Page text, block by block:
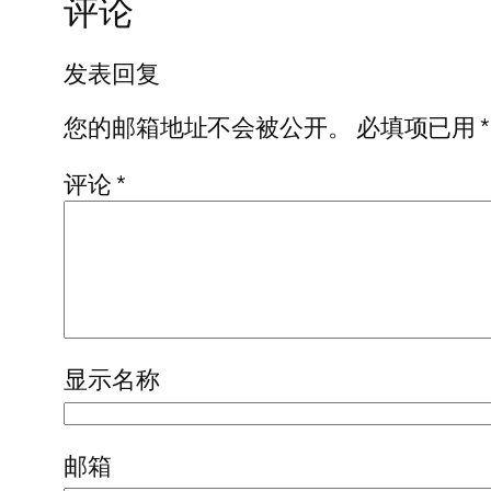
评论
发表回复
您的邮箱地址不会被公开。
必填项已用*
评论*
显示名称
邮箱